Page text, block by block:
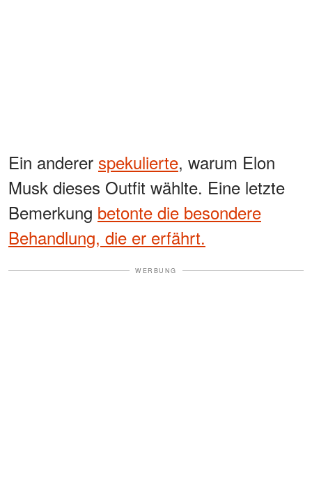
Ein anderer spekulierte, warum Elon
Musk dieses Outfit wählte. Eine letzte
Bemerkung betonte die besondere
Behandlung, die er erfährt.
WERBUNG